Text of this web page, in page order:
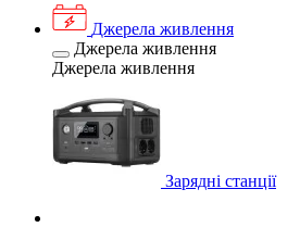
Джерела живлення
Джерела живлення
Джерела живлення
Зарядні станції